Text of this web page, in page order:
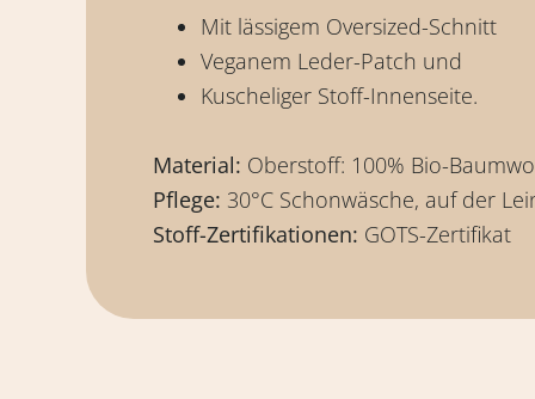
Mit lässigem Oversized-Schnitt
Veganem Leder-Patch und
Kuscheliger Stoff-Innenseite.
Material: Oberstoff: 100% Bio-
Pflege: 30°C Schonwäsche, auf der
Stoff-Zertifikationen: GOTS-Zertifikat